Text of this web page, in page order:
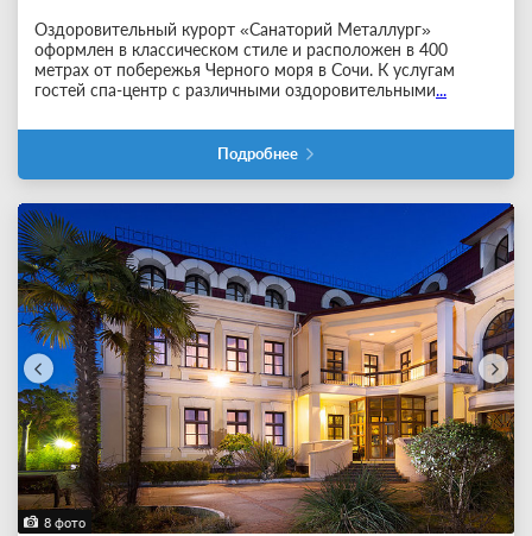
Оздоровительный курорт «Санаторий Металлург»
оформлен в классическом стиле и расположен в 400
метрах от побережья Черного моря в Сочи. К услугам
гостей спа-центр с различными оздоровительными...
Подробнее
8 фото